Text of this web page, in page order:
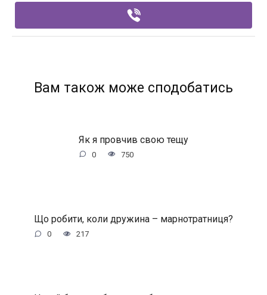
Вам також може сподобатись
Як я провчив свою тещу
0 750
Що робити, коли дружина – марнотратниця?
0 217